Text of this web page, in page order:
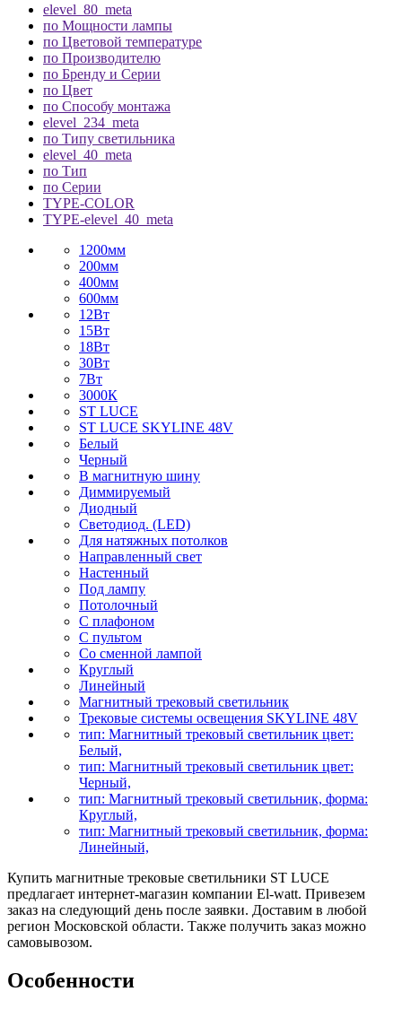
elevel_80_meta
по Мощности лампы
по Цветовой температуре
по Производителю
по Бренду и Серии
по Цвет
по Способу монтажа
elevel_234_meta
по Типу светильника
elevel_40_meta
по Тип
по Серии
TYPE-COLOR
TYPE-elevel_40_meta
1200мм
200мм
400мм
600мм
12Вт
15Вт
18Вт
30Вт
7Вт
3000К
ST LUCE
ST LUCE SKYLINE 48V
Белый
Черный
В магнитную шину
Диммируемый
Диодный
Светодиод. (LED)
Для натяжных потолков
Направленный свет
Настенный
Под лампу
Потолочный
С плафоном
С пультом
Со сменной лампой
Круглый
Линейный
Магнитный трековый светильник
Трековые системы освещения SKYLINE 48V
тип: Магнитный трековый светильник цвет:
Белый,
тип: Магнитный трековый светильник цвет:
Черный,
тип: Магнитный трековый светильник, форма:
Круглый,
тип: Магнитный трековый светильник, форма:
Линейный,
Купить магнитные трековые светильники ST LUCE
предлагает интернет-магазин компании El-watt. Привезем
заказ на следующий день после заявки. Доставим в любой
регион Московской области. Также получить заказ можно
самовывозом.
Особенности